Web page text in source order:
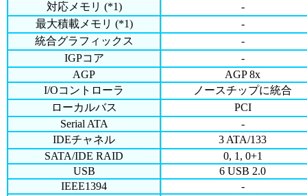
対応メモリ (*1)
-
最大積載メモリ (*1)
-
統合グラフィックス
-
IGPコア
-
AGP
AGP 8x
I/Oコントローラ
ノースチップに統合
ローカルバス
PCI
Serial ATA
-
IDEチャネル
3 ATA/133
SATA/IDE RAID
0, 1, 0+1
USB
6 USB 2.0
IEEE1394
-